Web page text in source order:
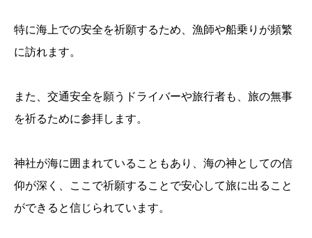
特に海上での安全を祈願するため、漁師や船乗りが頻繁
に訪れます。
また、交通安全を願うドライバーや旅行者も、旅の無事
を祈るために参拝します。
神社が海に囲まれていることもあり、海の神としての信
仰が深く、ここで祈願することで安心して旅に出ること
ができると信じられています。